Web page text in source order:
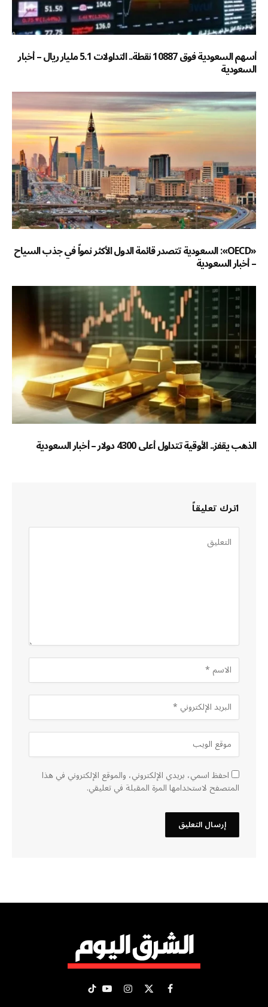
أسهم السعودية فوق 10887 نقطة.. التداولات 5.1 مليار ريال – أخبار
السعودية
«OECD»: السعودية تتصدر قائمة الدول الأكثر نمواً في جذب السياح
– أخبار السعودية
الذهب يقفز.. الأوقية تتداول أعلى 4300 دولار – أخبار السعودية
اترك تعليقاً
احفظ اسمي، بريدي الإلكتروني، والموقع الإلكتروني في هذا
المتصفح لاستخدامها المرة المقبلة في تعليقي.
فيسبوك
X الانستغراميوتيوبتيكتوك